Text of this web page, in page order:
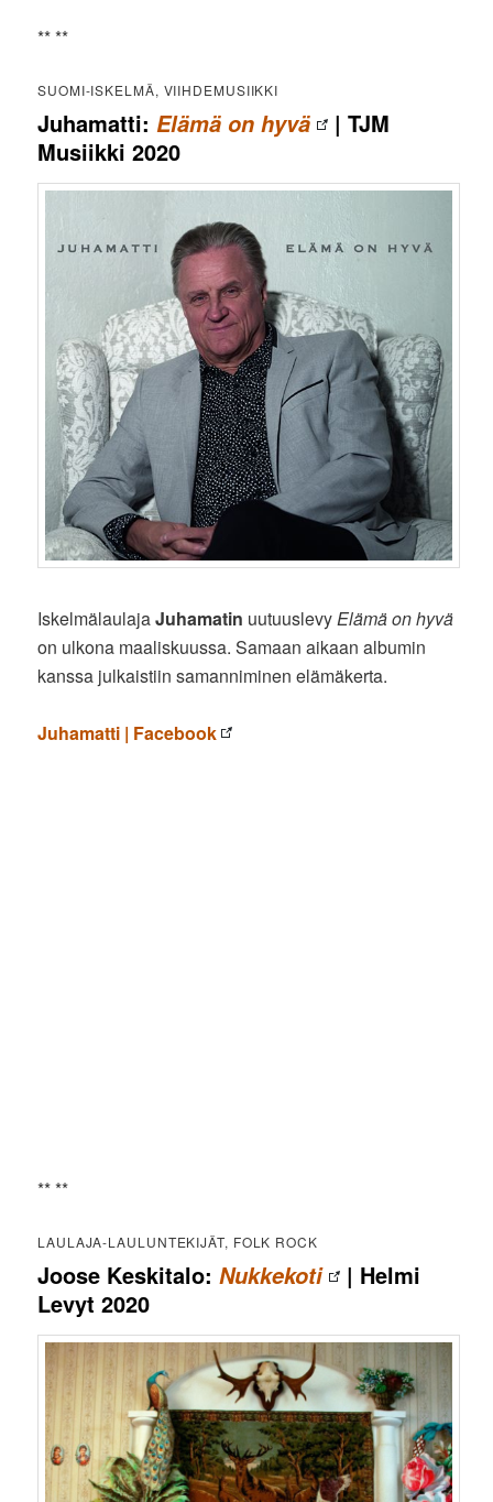
** **
SUOMI-ISKELMÄ, VIIHDEMUSIIKKI
Juhamatti:Elämä on hyvä
| TJM
Musiikki 2020
IskelmälaulajaJuhamatin uutuuslevyElämä on hyvä
on ulkona maaliskuussa. Samaan aikaan albumin
kanssa julkaistiin samanniminen elämäkerta.
Juhamatti | Facebook
** **
LAULAJA-LAULUNTEKIJÄT, FOLK ROCK
Joose Keskitalo:Nukkekoti
| Helmi
Levyt 2020